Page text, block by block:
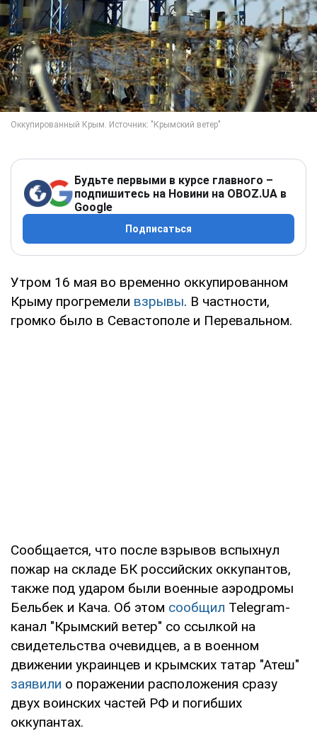
Будьте первыми в курсе главного –
подпишитесь на Новини на OBOZ.UA в
Google
Подписаться
Утром 16 мая во временно оккупированном
Крыму прогремели взрывы. В частности,
громко было в Севастополе и Перевальном.
Сообщается, что после взрывов вспыхнул
пожар на складе БК российских оккупантов,
также под ударом были военные аэродромы
Бельбек и Кача. Об этом сообщил Telegram-
канал "Крымский ветер" со ссылкой на
свидетельства очевидцев, а в военном
движении украинцев и крымских татар "Атеш"
заявили о поражении расположения сразу
двух воинских частей РФ и погибших
оккупантах.